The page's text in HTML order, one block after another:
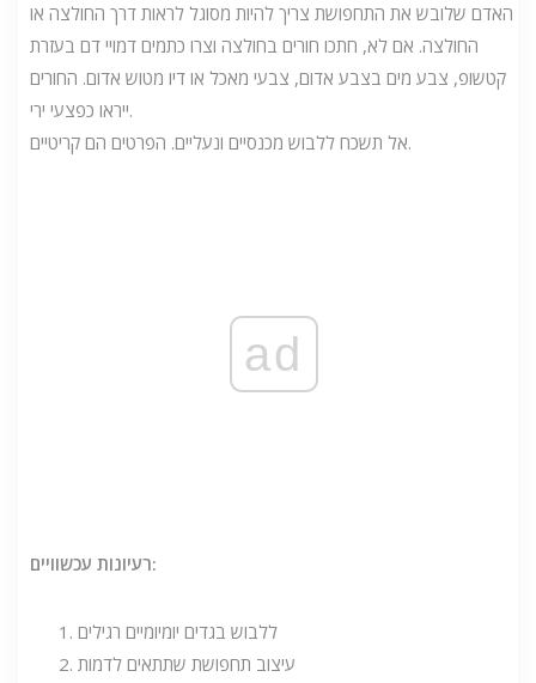
האדם שלובש את התחפושת צריך להיות מסוגל לראות דרך החולצה או
החולצה. אם לא, חתכו חורים בחולצה וצרו כתמים דמויי דם בעזרת
קטשופ, צבע מים בצבע אדום, צבעי מאכל או דיו מטוש אדום. החורים
ייראו כפצעי ירי.
אל תשכח ללבוש מכנסיים ונעליים. הפרטים הם קריטיים.
ad
רעיונות עכשוויים:
ללבוש בגדים יומיומיים רגילים
עיצוב תחפושת שתתאים לדמות